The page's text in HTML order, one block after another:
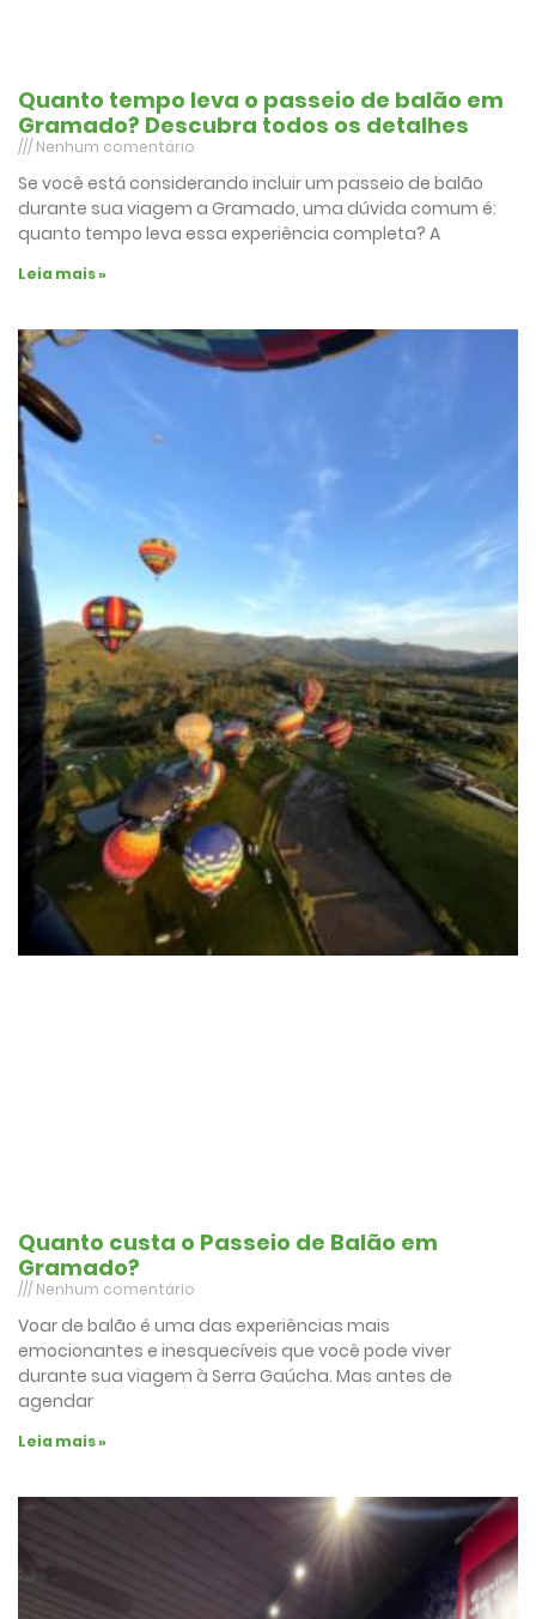
Quanto tempo leva o passeio de balão em
Gramado? Descubra todos os detalhes
Nenhum comentário
Se você está considerando incluir um passeio de balão
durante sua viagem a Gramado, uma dúvida comum é:
quanto tempo leva essa experiência completa? A
Leia mais »
Quanto custa o Passeio de Balão em
Gramado?
Nenhum comentário
Voar de balão é uma das experiências mais
emocionantes e inesquecíveis que você pode viver
durante sua viagem à Serra Gaúcha. Mas antes de
agendar
Leia mais »